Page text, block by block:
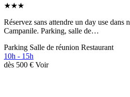
★★★
Réservez sans attendre un day use dans
Campanile. Parking, salle de…
Parking Salle de réunion Restaurant
10h - 15h
dès 500 € Voir